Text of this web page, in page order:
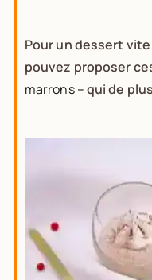
Pour un dessert
pouvez proposer
marrons– qui de